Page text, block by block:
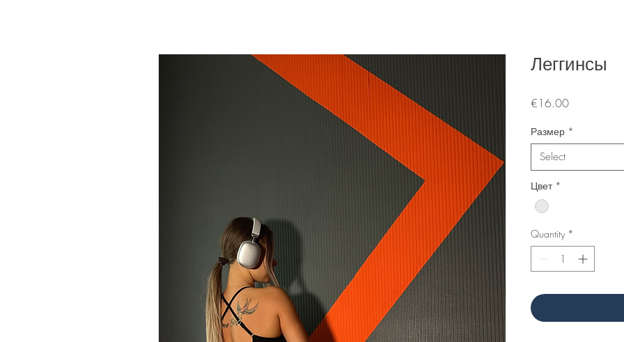
Леггинсы
€16.00Price
Размер *
Select
Цвет *
Quantity *